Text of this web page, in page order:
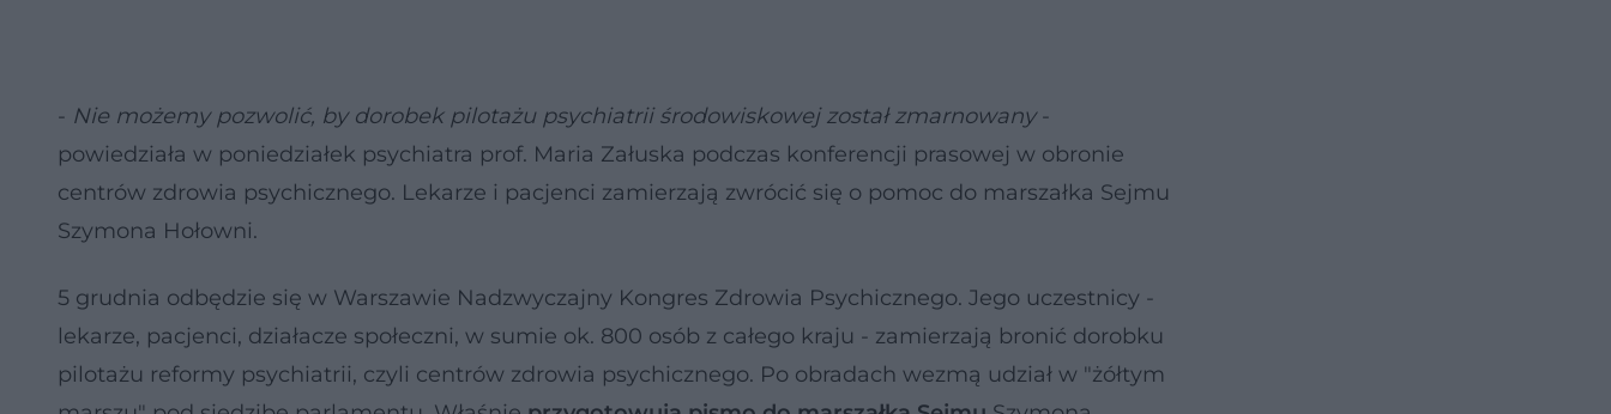
- Nie możemy pozwolić, by dorobek pilotażu psychiatrii środowiskowej został zmarnowany-
powiedziała w poniedziałek psychiatra prof. Maria Załuska podczas konferencji prasowej w obronie
centrów zdrowia psychicznego. Lekarze i pacjenci zamierzają zwrócić się o pomoc do marszałka Sejmu
Szymona Hołowni.
5 grudnia odbędzie się w Warszawie Nadzwyczajny Kongres Zdrowia Psychicznego. Jego uczestnicy -
lekarze, pacjenci, działacze społeczni, w sumie ok. 800 osób z całego kraju - zamierzają bronić dorobku
pilotażu reformy psychiatrii, czyli centrów zdrowia psychicznego. Po obradach wezmą udział w "żółtym